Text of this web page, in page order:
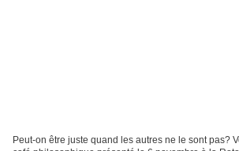
Peut-on être juste quand les autres ne le sont pas?